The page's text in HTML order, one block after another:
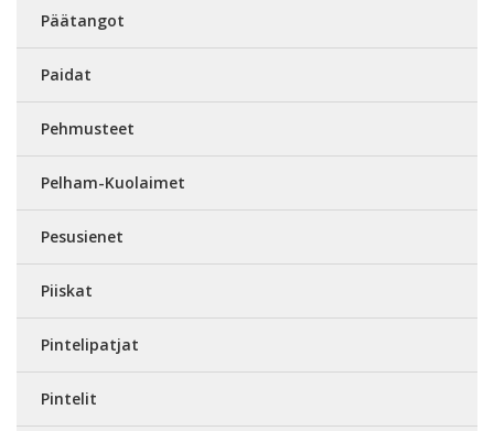
Päätangot
Paidat
Pehmusteet
Pelham-Kuolaimet
Pesusienet
Piiskat
Pintelipatjat
Pintelit